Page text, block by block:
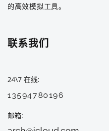
的高效模拟工具。
联系我们
24\7 在线
13594780196
邮箱